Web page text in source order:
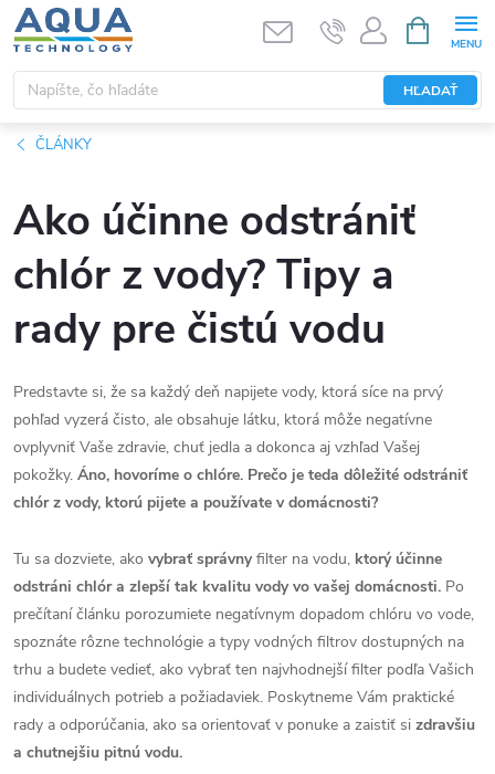
Prejsť
na
obsah
HĽADAŤ
KOŠÍK
ČLÁNKY
Ako účinne odstrániť
chlór z vody? Tipy a
rady pre čistú vodu
Predstavte si, že sa každý deň napijete vody, ktorá síce na prvý
pohľad vyzerá čisto, ale obsahuje látku, ktorá môže negatívne
ovplyvniť Vaše zdravie, chuť jedla a dokonca aj vzhľad Vašej
pokožky. Áno, hovoríme o chlóre. Prečo je teda dôležité odstrániť
chlór z vody, ktorú pijete a používate v domácnosti?
Tu sa dozviete, ako vybrať správnyfilter na vodu, ktorý účinne
odstráni chlór a zlepší tak kvalitu vody vo vašej domácnosti. Po
prečítaní článku porozumiete negatívnym dopadom chlóru vo vode,
spoznáte rôzne technológie a typy vodných filtrov dostupných na
trhu a budete vedieť, ako vybrať ten najvhodnejší filter podľa Vašich
individuálnych potrieb a požiadaviek. Poskytneme Vám praktické
rady a odporúčania, ako sa orientovať v ponuke a zaistiť si zdravšiu
a chutnejšiu pitnú vodu.